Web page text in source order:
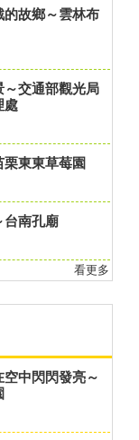
的故鄉～雲林布
交通部觀光局
處
東東草莓園
台南孔廟
看更多
中閃閃發亮～